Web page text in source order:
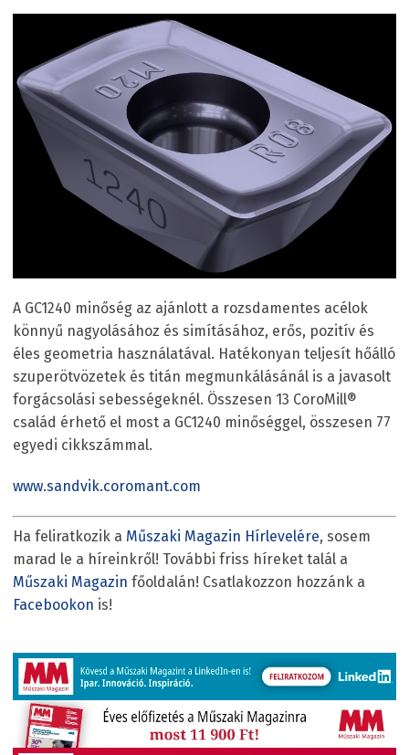
A GC1240 minőség az ajánlott a rozsdamentes acélok
könnyű nagyolásához és simításához, erős, pozitív és
éles geometria használatával. Hatékonyan teljesít hőálló
szuperötvözetek és titán megmunkálásánál is a javasolt
forgácsolási sebességeknél. Összesen 13 CoroMill®
család érhető el most a GC1240 minőséggel, összesen 77
egyedi cikkszámmal.
www.sandvik.coromant.com
Ha feliratkozik a Műszaki Magazin Hírlevelére, sosem
marad le a híreinkről! További friss híreket talál a
Műszaki Magazin főoldalán! Csatlakozzon hozzánk a
Facebookon is!